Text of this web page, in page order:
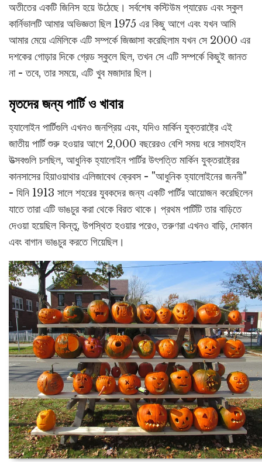
অতীতের একটি জিনিস হয়ে উঠেছে। সর্বশেষ কস্টিউম প্যারেড এবং স্কুল
কার্নিভালটি আমার অভিজ্ঞতা ছিল 1975 এর কিছু আগে এবং যখন আমি
আমার মেয়ে এমিলিকে এটি সম্পর্কে জিজ্ঞাসা করেছিলাম যখন সে 2000 এর
দশকের গোড়ার দিকে গ্রেড স্কুলে ছিল, তখন সে এটি সম্পর্কে কিছুই জানত
না - তবে, তার সময়ে, এটি খুব মজাদার ছিল।
মৃতদের জন্য পার্টি ও খাবার
হ্যালোইন পার্টিগুলি এখনও জনপ্রিয় এবং, যদিও মার্কিন যুক্তরাষ্ট্রে এই
জাতীয় পার্টি শুরু হওয়ার আগে 2,000 বছরেরও বেশি সময় ধরে সামহাইন
উত্সবগুলি চলছিল, আধুনিক হ্যালোইন পার্টির উৎপত্তি মার্কিন যুক্তরাষ্ট্রের
কানসাসের হিয়াওয়াথার এলিজাবেথ ক্রেবস - "আধুনিক হ্যালোইনের জননী"
- যিনি 1913 সালে শহরের যুবকদের জন্য একটি পার্টির আয়োজন করেছিলেন
যাতে তারা এটি ভাঙচুর করা থেকে বিরত থাকে। প্রথম পার্টিটি তার বাড়িতে
দেওয়া হয়েছিল কিন্তু, উপস্থিত হওয়ার পরেও, তরুণরা এখনও বাড়ি, দোকান
এবং বাগান ভাঙচুর করতে গিয়েছিল।